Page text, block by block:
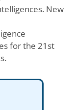
New
for the 21st